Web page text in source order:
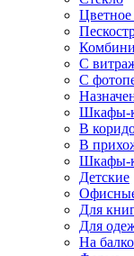
Цветное
С
С
Шкафы-
В
В
Шкафы-
Детские
Для
Для
На